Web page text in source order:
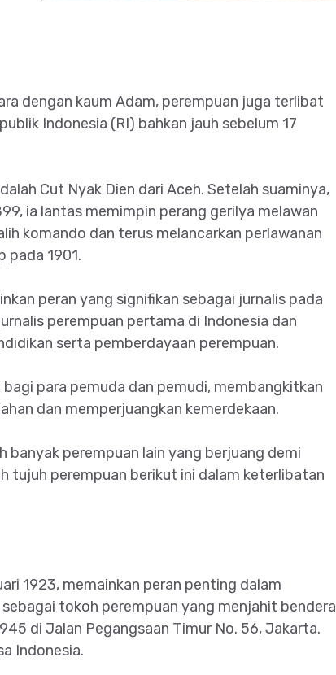
dengan kaum Adam, perempuan juga terlibat
Indonesia (RI) bahkan jauh sebelum 17
Cut Nyak Dien dari Aceh. Setelah suaminya,
ia lantas memimpin perang gerilya melawan
komando dan terus melancarkan perlawanan
pada 1901.
peran yang signifikan sebagai jurnalis pada
perempuan pertama di Indonesia dan
serta pemberdayaan perempuan.
para pemuda dan pemudi, membangkitkan
dan memperjuangkan kemerdekaan.
banyak perempuan lain yang berjuang demi
tujuh perempuan berikut ini dalam keterlibatan
1923, memainkan peran penting dalam
tokoh perempuan yang menjahit bendera
di Jalan Pegangsaan Timur No. 56, Jakarta.
Indonesia.